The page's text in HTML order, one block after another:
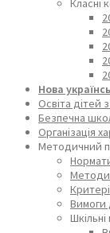
Класні
Нова
Освіта дітей
Безпечна
Організація
Методичний
Вимоги